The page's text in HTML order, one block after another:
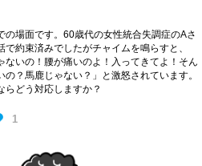
の場面です。60歳代の女性統合失調症のAさ
で約束済みでしたがチャイムを鳴らすと、
ないの！腰が痛いのよ！入ってきてよ！そん
の？馬鹿じゃない？」と激怒されています。
らどう対応しますか？
1